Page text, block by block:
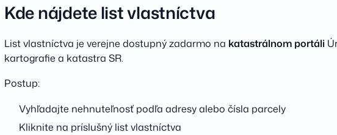
Kde nájdete list vlastníctva
List vlastníctva je verejne dostupný zadarmo na katastrálnom portáli
kartografie a katastra SR.
Postup:
Vyhľadajte nehnuteľnosť podľa adresy alebo čísla parcely
Kliknite na príslušný list vlastníctva